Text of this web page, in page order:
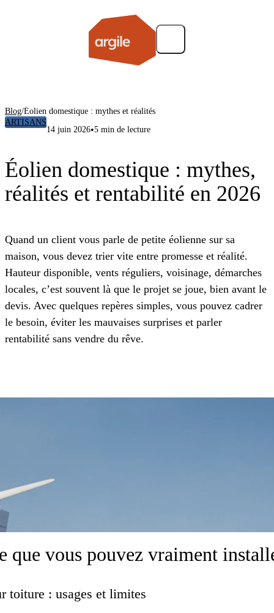
Blog/Éolien domestique : mythes et réalités
ARTISANS
14 juin 2026•5 min de lecture
Éolien domestique : mythes,
réalités et rentabilité en 2026
Quand un client vous parle de petite éolienne sur sa
maison, vous devez trier vite entre promesse et réalité.
Hauteur disponible, vents réguliers, voisinage, démarches
locales, c’est souvent là que le projet se joue, bien avant le
devis. Avec quelques repères simples, vous pouvez cadrer
le besoin, éviter les mauvaises surprises et parler
rentabilité sans vendre du rêve.
que vous pouvez vraiment
toiture : usages et limites